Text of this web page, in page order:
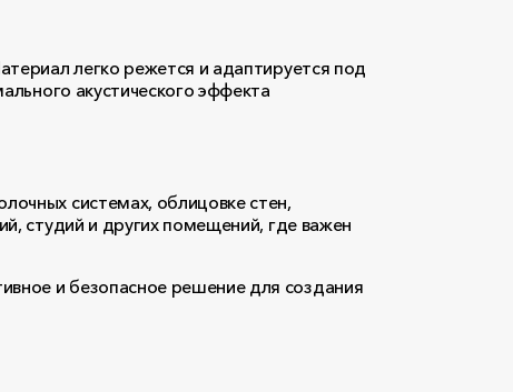
легко режется и адаптируется под
акустического эффекта
системах, облицовке стен,
студий и других помещений, где важен
и безопасное решение для создания